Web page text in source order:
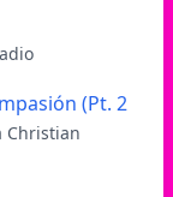
(Pt. 2
Christian